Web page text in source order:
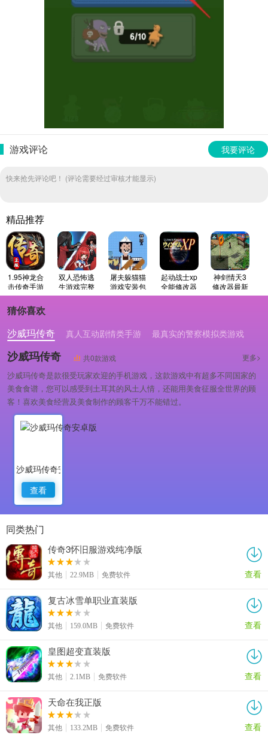
游戏评论 我要评论
快来抢先评论吧！ (评论需要经过审核才能显示)
精品推荐
1.95神龙合
击传奇手游
版
双人恐怖逃
生游戏完整
版
屠夫躲猫猫
游戏安装包
起动战士xp
全能修改器
最新免费版
神剑情天3
修改器最新
免费版
猜你喜欢
沙威玛传奇
真人互动剧情类手游 最真实的警察模拟类游戏
沙威玛传奇 共0款游戏 更多>
沙威玛传奇是款很受玩家欢迎的手机游戏，这款游戏中有超多不同国家的
美食食谱，您可以感受到土耳其的风土人情，还能用美食征服全世界的顾
客！喜欢美食经营及美食制作的顾客千万不能错过。
沙威玛传奇安卓版
查看
同类热门
传奇3怀旧服游戏纯净版
其他 22.9MB 免费软件 查看
复古冰雪单职业直装版
其他 159.0MB 免费软件 查看
皇图超变直装版
其他 2.1MB 免费软件 查看
天命在我正版
其他 133.2MB 免费软件 查看